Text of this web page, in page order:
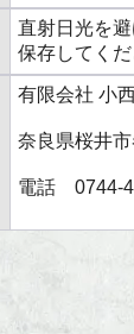
直射日光を
保存してく
有限会社 小
奈良県桜井
電話 0744-